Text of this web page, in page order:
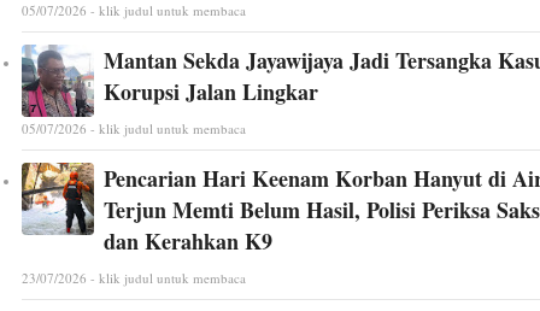
05/07/2026 - klik judul untuk membaca
Mantan Sekda Jayawijaya Jadi Tersangka
Korupsi Jalan Lingkar
05/07/2026 - klik judul untuk membaca
Pencarian Hari Keenam Korban Hanyut di
Terjun Memti Belum Hasil, Polisi Periksa
dan Kerahkan K9
23/07/2026 - klik judul untuk membaca